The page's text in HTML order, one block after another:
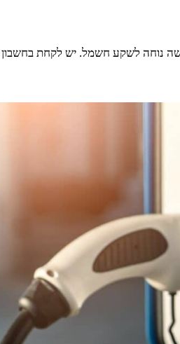
לשקע חשמל. יש לקחת בחשבון גם